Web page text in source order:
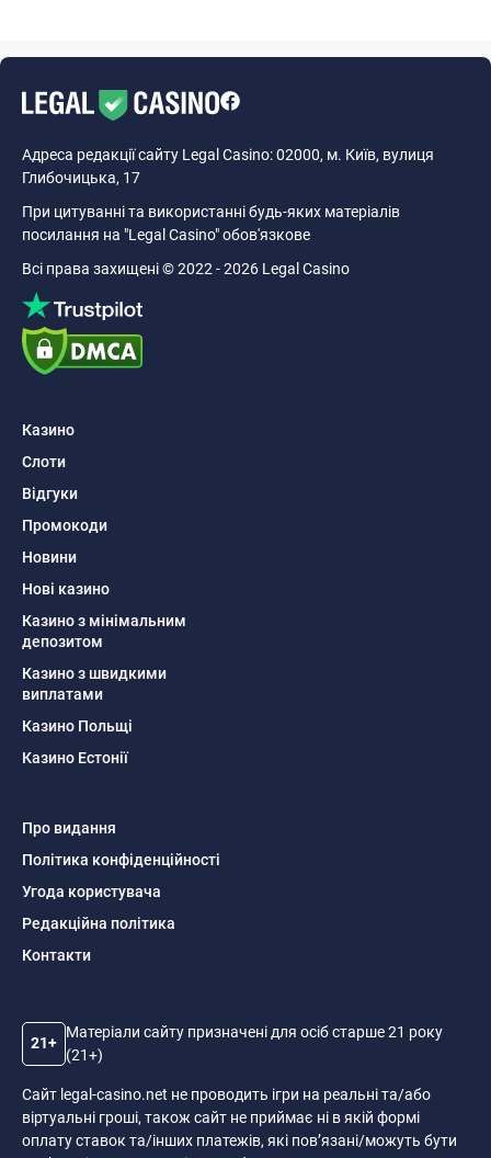
Адреса редакції сайту Legal Casino: 02000, м. Київ, вулиця
Глибочицька, 17
При цитуванні та використанні будь-яких матеріалів
посилання на "Legal Casino" обов'язкове
Всі права захищені © 2022 - 2026 Legal Casino
Казино
Слоти
Відгуки
Промокоди
Новини
Нові казино
Казино з мінімальним
депозитом
Казино з швидкими
виплатами
Казино Польщі
Казино Естонії
Про видання
Політика конфіденційності
Угода користувача
Редакційна політика
Контакти
21+
Матеріали сайту призначені для осіб старше 21 року
(21+)
Сайт legal-casino.net не проводить ігри на реальні та/або
віртуальні гроші, також сайт не приймає ні в якій формі
оплату ставок та/інших платежів, які пов’язані/можуть бути